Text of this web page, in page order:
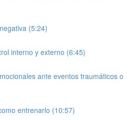
(5:24)
interno y externo (6:45)
ante eventos traumáticos o
entrenarlo (10:57)